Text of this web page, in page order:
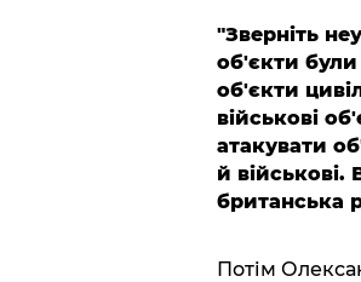
"Зверніть
об'єкти
об'єкти
військові
атакувати
й
британська
Потім